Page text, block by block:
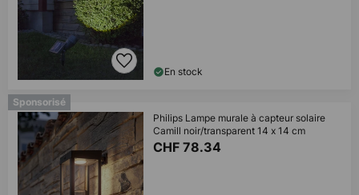
En stock
Sponsorisé
Philips Lampe murale à capteur solaire
Camill noir/transparent 14 x 14 cm
CHF 78.34